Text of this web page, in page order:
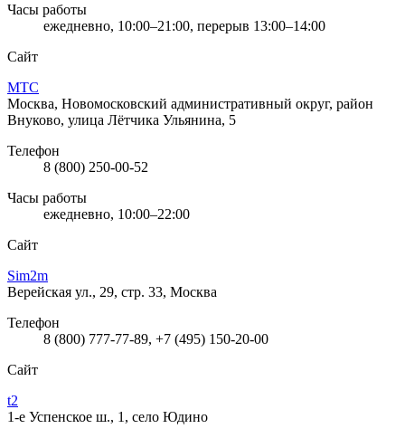
Часы работы
ежедневно, 10:00–21:00, перерыв 13:00–14:00
Сайт
МТС
Москва, Новомосковский административный округ, район
Внуково, улица Лётчика Ульянина, 5
Телефон
8 (800) 250-00-52
Часы работы
ежедневно, 10:00–22:00
Сайт
Sim2m
Верейская ул., 29, стр. 33, Москва
Телефон
8 (800) 777-77-89, +7 (495) 150-20-00
Сайт
t2
1-е Успенское ш., 1, село Юдино